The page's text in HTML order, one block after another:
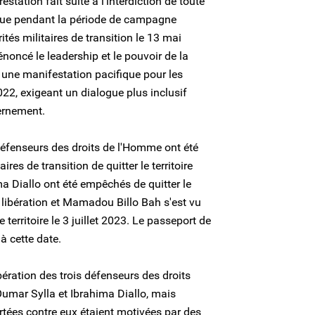
pendant la période de campagne
militaires de transition le 13 mai
le leadership et le pouvoir de la
manifestation pacifique pour les
exigeant un dialogue plus inclusif
des droits de l'Homme ont été
de transition de quitter le territoire
Diallo ont été empêchés de quitter le
et Mamadou Billo Bah s'est vu
territoire le 3 juillet 2023. Le passeport de
cette date.
des trois défenseurs des droits
Sylla et Ibrahima Diallo, mais
contre eux étaient motivées par des